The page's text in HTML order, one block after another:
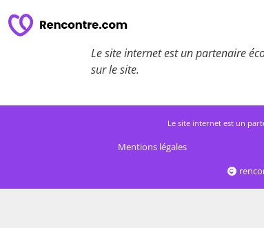
Le site internet est un partenaire
sur le site.
Le site internet est un
Mentions légales